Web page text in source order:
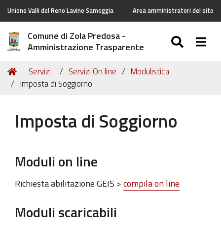
Unione Valli del Reno Lavino Samoggia Area amministratori del sito
Comune di Zola Predosa -
Amministrazione Trasparente
Tu
sei
Home
Servizi Servizi On line
Modulistica
Imposta di Soggiorno
Imposta di Soggiorno
Moduli on line
Richiesta abilitazione GEIS >compila on line
Moduli scaricabili